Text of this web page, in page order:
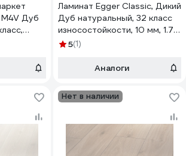
Дуб
Ламинат Egger Classic, Дикий
Дуб натуральный, 32 класс
износостойкости, 10 мм, 1.74
кв.м в упаковке,
182 Дикий Дуб натуральный
5(1)
Аналоги
Нет в наличии